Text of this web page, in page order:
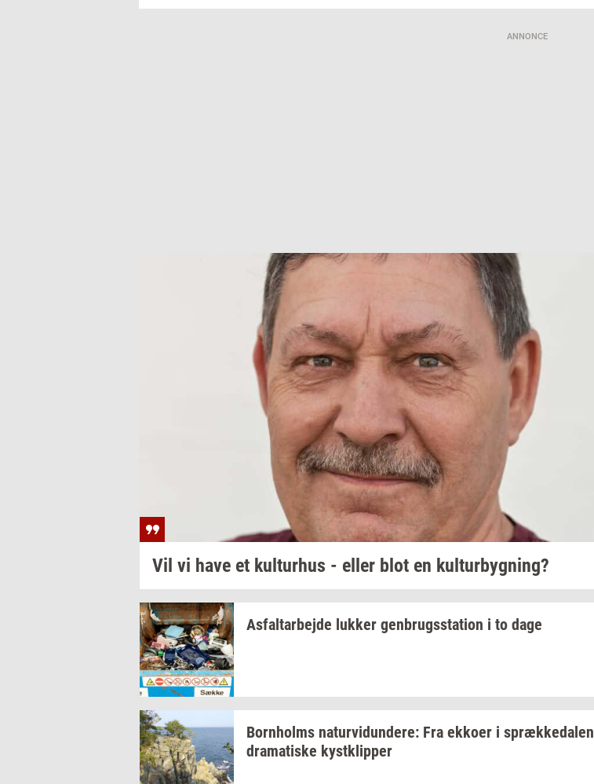
ANNONCE
Vil vi have et kul­tur­hus - eller blot en kul­tur­byg­ning?
As­fal­t­ar­bej­de luk­ker gen­brugs­sta­tion i to dage
Born­holms na­tur­vi­dun­de­re: Fra ek­ko­er i spræk­ke­da­len
dra­ma­ti­ske kyst­klip­per